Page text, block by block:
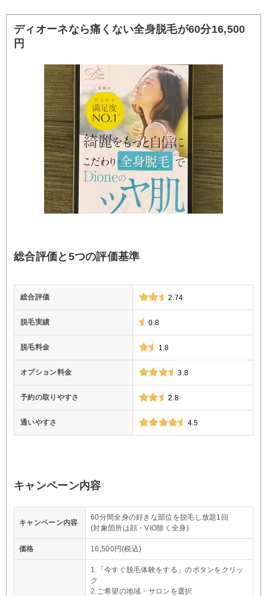
ディオーネなら痛くない全身脱毛が60分16,500
円
総合評価と5つの評価基準
総合評価 2.74
脱毛実績 0.8
脱毛料金 1.8
オプション料金 3.8
予約の取りやすさ 2.8
通いやすさ 4.5
キャンペーン内容
キャンペーン内容
60分間全身の好きな部位を脱毛し放題1回
(対象箇所は顔・VIO除く全身)
価格 16,500円(税込)
1.「今すぐ脱毛体験をする」のボタンをクリッ
ク
2.ご希望の地域・サロンを選択